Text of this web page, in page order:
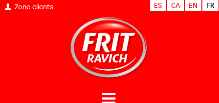
Zone clients ES CA EN FR